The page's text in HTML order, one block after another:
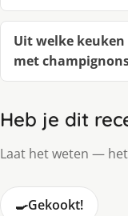
Uit welke
met
Heb je dit
Laat het weten —
🍳Gekookt!